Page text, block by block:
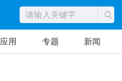
应用 专题 新闻